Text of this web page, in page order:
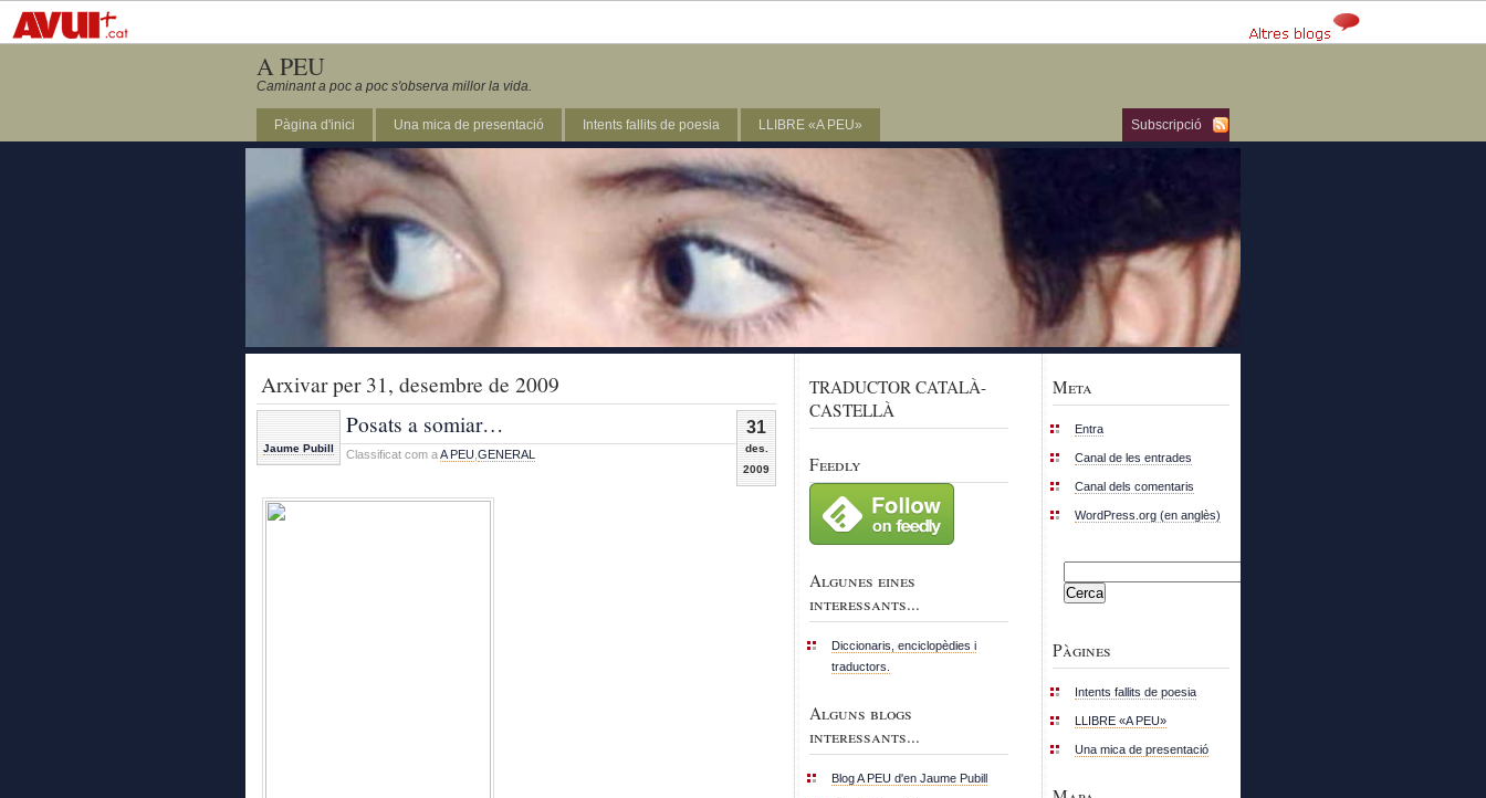
A PEU
Caminant a poc a poc s'observa millor la vida.
Subscripció
Pàgina d'inici Una mica de presentació Intents fallits de poesia LLIBRE «A PEU»
Arxivar per 31, desembre de 2009
31
des.
2009
Jaume Pubill
Posats a somiar…
Classificat com aA PEU GENERAL
TRADUCTOR CATALÀ-
CASTELLÀ
Feedly
Algunes eines
interessants...
Diccionaris, enciclopèdies i
traductors.
Alguns blogs
interessants...
Blog A PEU d'en Jaume Pubill
Meta
Entra
Canal de les entrades
Canal dels comentaris
WordPress.org (en anglès)
Pàgines
Intents fallits de poesia
LLIBRE «A PEU»
Una mica de presentació